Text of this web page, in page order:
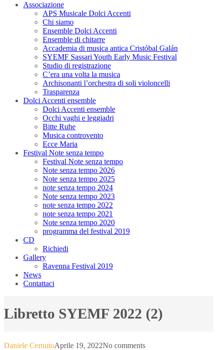
Associazione
APS Musicale Dolci Accenti
Chi siamo
Ensemble Dolci Accenti
Ensemble di chitarre
Accademia di musica antica Cristóbal Galán
SYEMF Sassari Youth Early Music Festival
Studio di registrazione
C’era una volta la musica
Archisonanti l’orchestra di soli violoncelli
Trasparenza
Dolci Accenti ensemble
Dolci Accenti ensemble
Occhi vaghi e leggiadri
Bitte Ruhe
Musica controvento
Ecce Maria
Festival Note senza tempo
Festival Note senza tempo
Note senza tempo 2026
Note senza tempo 2025
note senza tempo 2024
Note senza tempo 2023
note senza tempo 2022
note senza tempo 2021
Note senza tempo 2020
programma del festival 2019
CD
Richiedi
Gallery
Ravenna Festival 2019
News
Contattaci
Libretto SYEMF 2022 (2)
Daniele CernutoAprile 19, 2022No comments